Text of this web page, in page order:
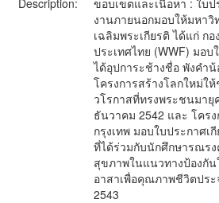
Description:
ขอบเขตและเนื้อหา : ใบ
งานภายนอกมอบให้มหาวิ
เฉลิมพระเกียรติ ได้แก่ ก
ประเทศไทย (WWF) มอ
ได้อุปการะช้างชื่อ พังคำน้
โครงการสร้างโลกใหม่ใ
วโรกาสที่ทรงพระชนมายุ
ธันวาคม 2542 และ โคร
กรุงเทพ มอบใบประกาศ
ที่ได้ร่วมกับนักศึกษารณร
สุขภาพในแนวทางป้องกั
อาสาเพื่อคุณภาพชีวิตปร
2543